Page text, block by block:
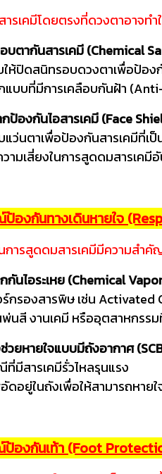
รเคมีโดยตรงที่ดวงตาอาจท
บตากันสารเคมี (Chemical
ห้ปิดสนิทรอบดวงตาเพื่อป้อง
แบบที่มีการเคลือบกันฝ้า
ป้องกันไอสารเคมี (Face
แว่นตาเพื่อป้องกันสารเคมีที่เป็
ามเสี่ยงในการสูดดมสารเคมี
องกันทางเดินหายใจ
ารสูดดมสารเคมีมีความสำคั
กันไอระเหย (Chemical
กรองสารพิษ เช่น Activated
พ่นสี งานเคมี หรืออุตสาหกรรม
ช่วยหายใจแบบมีถังอากาศ
ที่มีสารเคมีรั่วไหลรุนแรง
ดอยู่ในถังเพื่อให้สามารถหาย
องกันเท้า (Foot